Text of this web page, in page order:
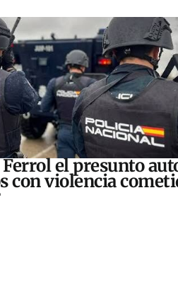
el presunto
con violencia